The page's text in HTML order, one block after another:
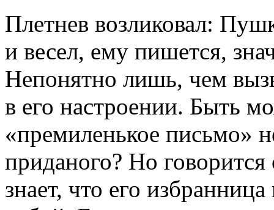
Плетнев возликовал:
и весел, ему пишется,
Непонятно лишь, чем
в его настроении. Быть
«премиленькое письмо»
приданого? Но
знает, что его